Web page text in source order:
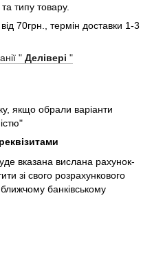
типу товару.
70грн., термін доставки 1-3
" Делівері "
якщо обрали варіанти
вказана вислана рахунок-
зі свого розрахункового
банківському